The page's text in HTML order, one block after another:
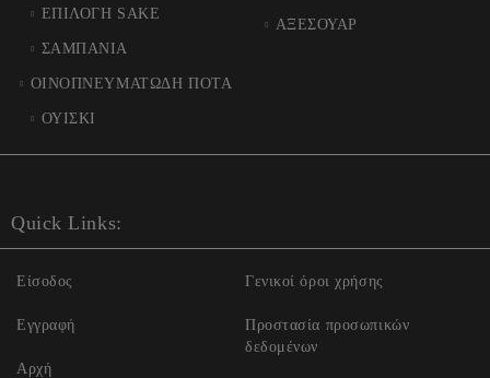
ΕΠΙΛΟΓΗ SAKE
ΣΑΜΠΑΝΙΑ
ΟΙΝΟΠΝΕΥΜΑΤΩΔΗ ΠΟΤΑ
ΟΥΙΣΚΙ
ΑΞΕΣΟΥΑΡ
Quick Links:
Είσοδος
Εγγραφή
Αρχή
Γενικοί όροι χρήσης
Προστασία προσωπικών
δεδομένων